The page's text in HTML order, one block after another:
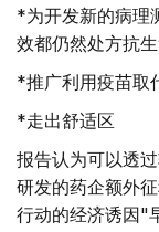
*为开发新的病理
效都仍然处方抗
*推广利用疫苗取
*走出舒适区
报告认为可以透
研发的药企额外
行动的经济诱因"